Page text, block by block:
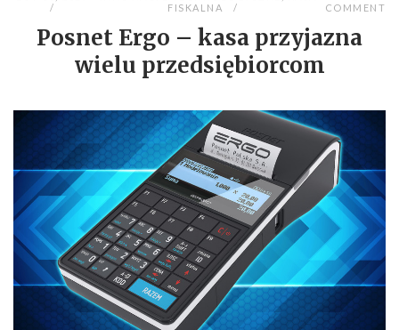
FISKALNA
COMMENT
Posnet Ergo – kasa przyjazna
wielu przedsiębiorcom